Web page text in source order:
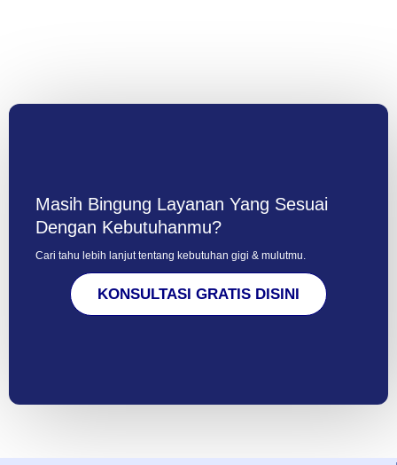
Masih Bingung Layanan Yang Sesuai
Dengan Kebutuhanmu?
Cari tahu lebih lanjut tentang kebutuhan gigi & mulutmu.
KONSULTASI GRATIS DISINI